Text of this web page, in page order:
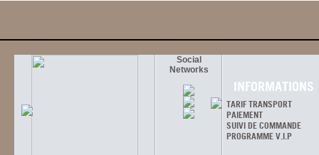
Social
Networks
INFORMATIONS
TARIF TRANSPORT
PAIEMENT
SUIVI DE COMMANDE
PROGRAMME V.I.P